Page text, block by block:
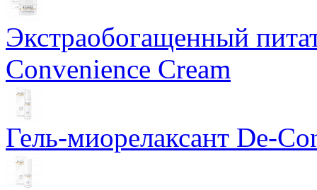
Экстраобогащенный
Convenience Cream
Гель-миорелаксант De-